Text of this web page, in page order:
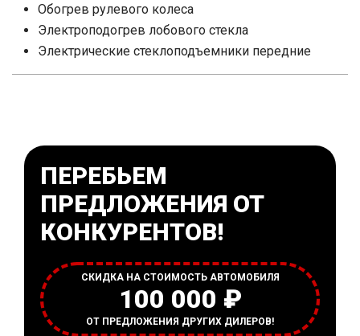
Обогрев рулевого колеса
Электроподогрев лобового стекла
Электрические стеклоподъемники передние
ПЕРЕБЬЕМ
ПРЕДЛОЖЕНИЯ ОТ
КОНКУРЕНТОВ!
СКИДКА НА СТОИМОСТЬ АВТОМОБИЛЯ
100 000 ₽
ОТ ПРЕДЛОЖЕНИЯ ДРУГИХ ДИЛЕРОВ!